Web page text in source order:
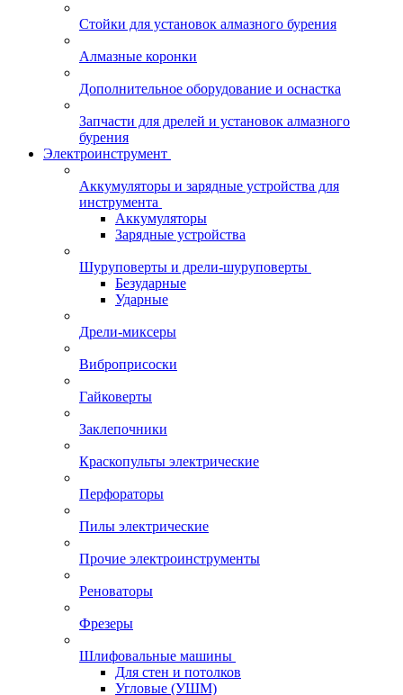
Стойки для установок алмазного бурения
Алмазные коронки
Дополнительное оборудование и оснастка
Запчасти для дрелей и установок алмазного
бурения
Электроинструмент
Аккумуляторы и зарядные устройства для
инструмента
Аккумуляторы
Зарядные устройства
Шуруповерты и дрели-шуруповерты
Безударные
Ударные
Дрели-миксеры
Виброприсоски
Гайковерты
Заклепочники
Краскопульты электрические
Перфораторы
Пилы электрические
Прочие электроинструменты
Реноваторы
Фрезеры
Шлифовальные машины
Для стен и потолков
Угловые (УШМ)